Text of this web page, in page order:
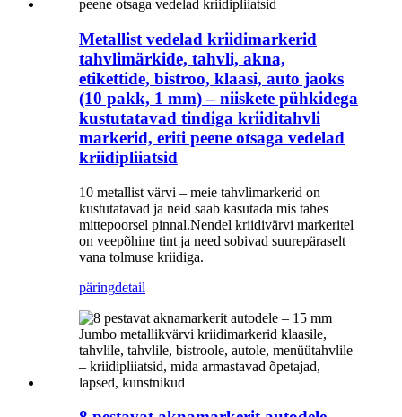
Metallist vedelad kriidimarkerid
tahvlimärkide, tahvli, akna,
etikettide, bistroo, klaasi, auto jaoks
(10 pakk, 1 mm) – niiskete pühkidega
kustutatavad tindiga kriiditahvli
markerid, eriti peene otsaga vedelad
kriidipliiatsid
10 metallist värvi – meie tahvlimarkerid on
kustutatavad ja neid saab kasutada mis tahes
mittepoorsel pinnal.Nendel kriidivärvi markeritel
on veepõhine tint ja need sobivad suurepäraselt
vana tolmuse kriidiga.
päringdetail